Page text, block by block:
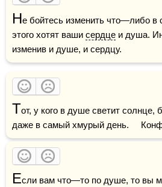
Не бойтесь изменить что—либо в
этого хотят ваши сердце и душа.
изменив и душе, и сердцу.
Тот, у кого в душе светит солнце,
даже в самый хмурый день.
Если вам что—то по душе, то вы